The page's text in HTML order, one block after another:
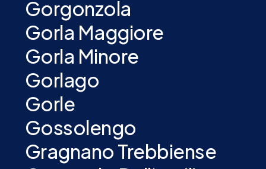
Gorgonzola
Gorla Maggiore
Gorla Minore
Gorlago
Gorle
Gossolengo
Gragnano Trebbiense